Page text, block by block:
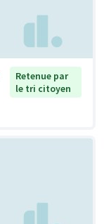
Retenue par
le tri citoyen